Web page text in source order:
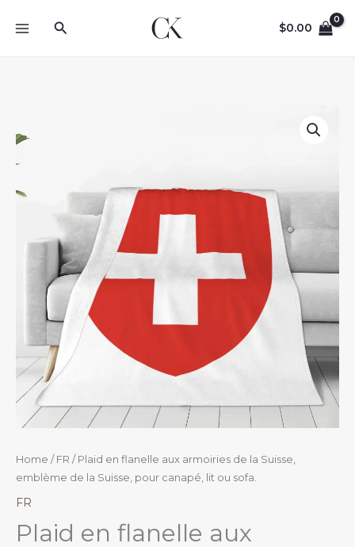
Search $0.00
Home / FR / Plaid en flanelle aux armoiries de la Suisse,
emblème de la Suisse, pour canapé, lit ou sofa.
FR
Plaid en flanelle aux